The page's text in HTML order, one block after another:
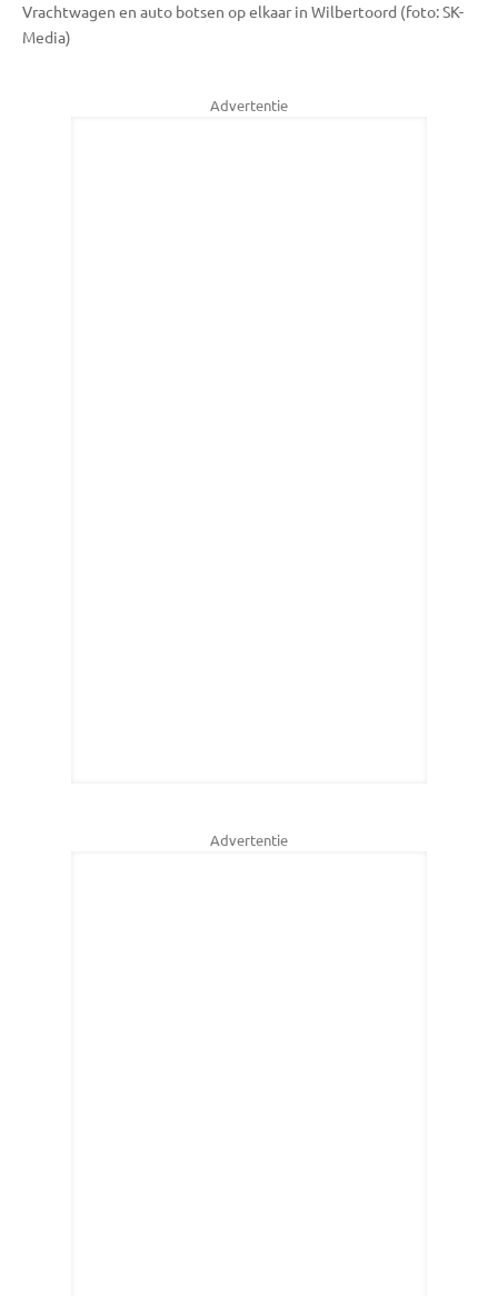
Vrachtwagen en auto botsen op elkaar in Wilbertoord (foto: SK-
Media)
Advertentie
Advertentie